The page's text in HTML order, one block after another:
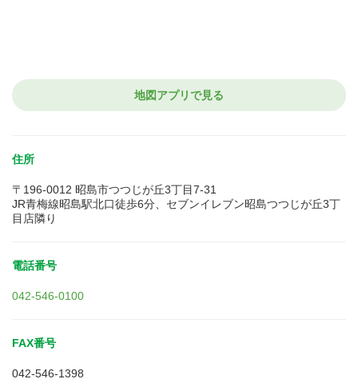
地図アプリで見る
住所
〒196-0012 昭島市つつじが丘3丁目7-31
JR青梅線昭島駅北口徒歩6分、セブンイレブン昭島つつじが丘3丁
目店隣り
電話番号
042-546-0100
FAX番号
042-546-1398